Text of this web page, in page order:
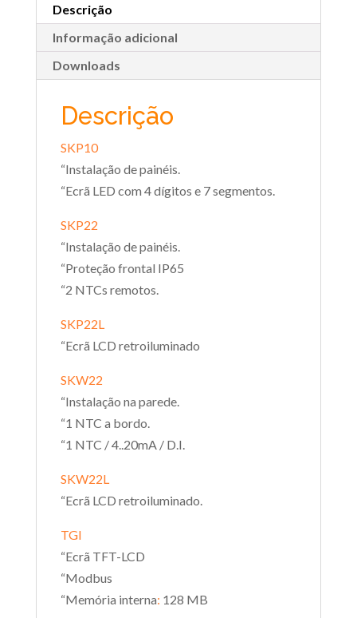
Descrição
Informação adicional
Downloads
Descrição
SKP10
“Instalação de painéis.
“Ecrã LED com 4 dígitos e 7 segmentos.
SKP22
“Instalação de painéis.
“Proteção frontal IP65
“2 NTCs remotos.
SKP22L
“Ecrã LCD retroiluminado
SKW22
“Instalação na parede.
“1 NTC a bordo.
“1 NTC / 4..20mA / D.I.
SKW22L
“Ecrã LCD retroiluminado.
TGI
“Ecrã TFT-LCD
“Modbus
“Memória interna: 128 MB